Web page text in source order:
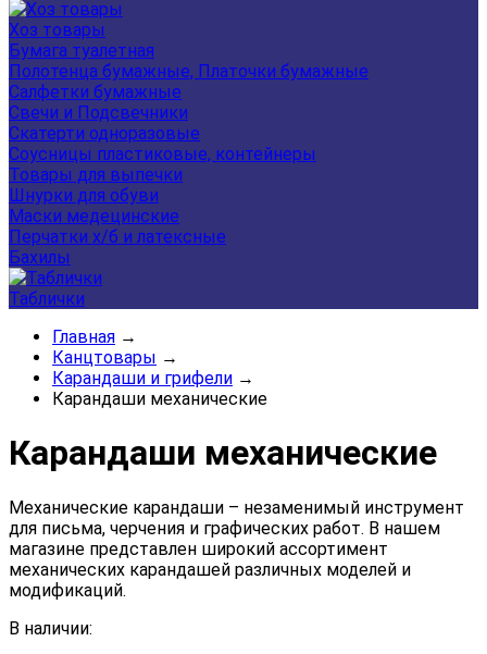
Хоз товары
Бумага туалетная
Полотенца бумажные, Платочки бумажные
Салфетки бумажные
Свечи и Подсвечники
Скатерти одноразовые
Соусницы пластиковые, контейнеры
Товары для выпечки
Шнурки для обуви
Маски медецинские
Перчатки х/б и латексные
Бахилы
Таблички
Главная →
Канцтовары →
Карандаши и грифели →
Карандаши механические
Карандаши механические
Механические карандаши – незаменимый инструмент
для письма, черчения и графических работ. В нашем
магазине представлен широкий ассортимент
механических карандашей различных моделей и
модификаций.
В наличии: